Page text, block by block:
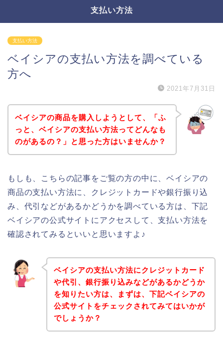
支払い方法
支払い方法
ベイシアの支払い方法を調べている
方へ
2021年7月31日
ベイシアの商品を購入しようとして、「ふ
っと、ベイシアの支払い方法ってどんなも
のがあるの？」と思った方はいませんか？
もしも、こちらの記事をご覧の方の中に、ベイシアの
商品の支払い方法に、クレジットカードや銀行振り込
み、代引などがあるかどうかを調べている方は、下記
ベイシアの公式サイトにアクセスして、支払い方法を
確認されてみるといいと思いますよ♪
ベイシアの支払い方法にクレジットカード
や代引、銀行振り込みなどがあるかどうか
を知りたい方は、まずは、下記ベイシアの
公式サイトをチェックされてみてはいかが
でしょうか？